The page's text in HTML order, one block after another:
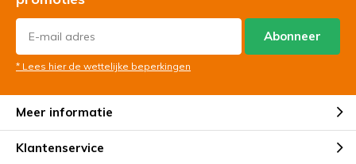
Abonneer
* Lees hier de wettelijke beperkingen
Meer informatie
Klantenservice